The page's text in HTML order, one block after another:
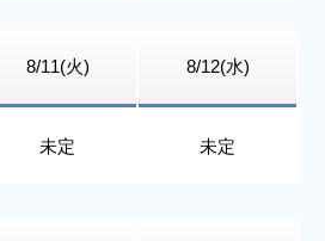
8/11(火) 8/12(水)
未定 未定